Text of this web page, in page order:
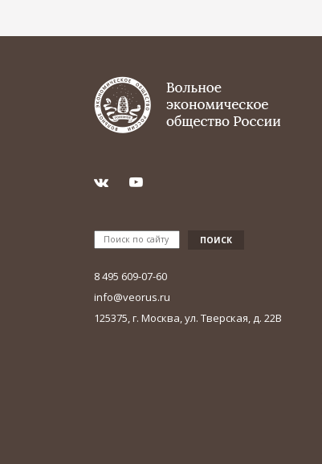
8 495 609-07-60
info@veorus.ru
125375, г. Москва, ул. Тверская, д. 22В